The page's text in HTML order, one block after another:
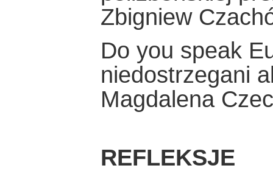
Zbigniew
Do you speak
niedostrzegani
Magdalena
REFLEKSJE